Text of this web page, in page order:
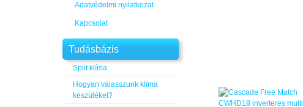
Adatvédelmi nyilatkozat
Kapcsolat
Tudásbázis
Split klíma
Hogyan válasszunk klíma
készüléket?